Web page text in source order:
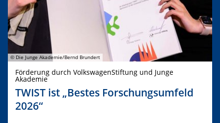
© Die Junge Akademie/Bernd Brundert
Förderung durch VolkswagenStiftung und Junge
Akademie
TWIST ist „Bestes Forschungsumfeld
2026“